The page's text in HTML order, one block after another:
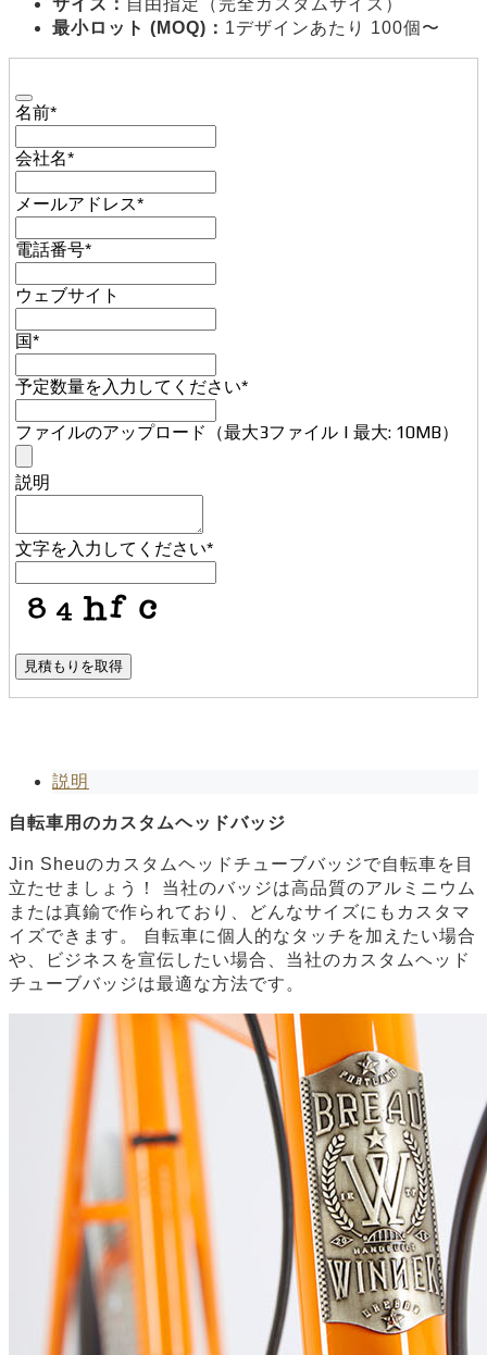
最小ロット (MOQ)： 1デザインあたり 100個〜
Phone
Number*
名前*
会社名*
メールアドレス*
電話番号*
ウェブサイト
国*
予定数量を入力してください*
ファイルのアップロード（最大3ファイル | 最大: 10MB）
説明
文字を入力してください*
見積もりを取得
説明
自転車用のカスタムヘッドバッジ
Jin Sheuのカスタムヘッドチューブバッジで自転車を目
立たせましょう！ 当社のバッジは高品質のアルミニウム
または真鍮で作られており、どんなサイズにもカスタマ
イズできます。 自転車に個人的なタッチを加えたい場合
や、ビジネスを宣伝したい場合、当社のカスタムヘッド
チューブバッジは最適な方法です。